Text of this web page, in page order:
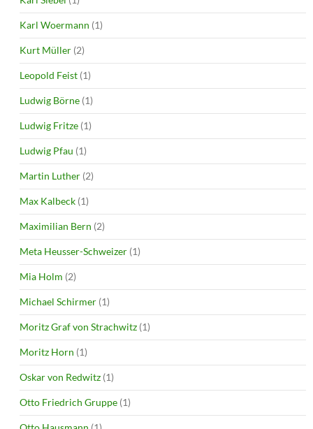
Karl Woermann (1)
Kurt Müller (2)
Leopold Feist (1)
Ludwig Börne (1)
Ludwig Fritze (1)
Ludwig Pfau (1)
Martin Luther (2)
Max Kalbeck (1)
Maximilian Bern (2)
Meta Heusser-Schweizer (1)
Mia Holm (2)
Michael Schirmer (1)
Moritz Graf von Strachwitz (1)
Moritz Horn (1)
Oskar von Redwitz (1)
Otto Friedrich Gruppe (1)